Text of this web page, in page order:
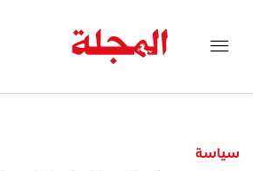
سياسة